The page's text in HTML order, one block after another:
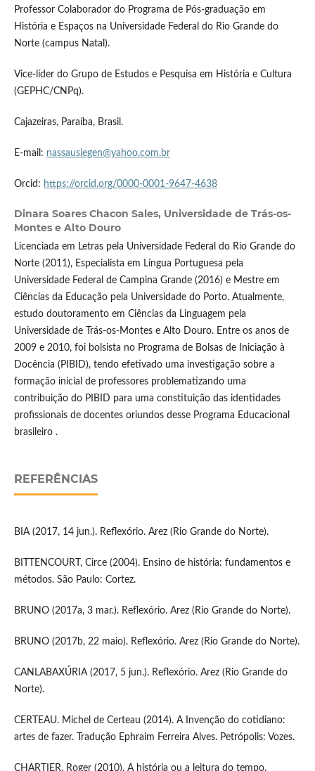
Professor Colaborador do Programa de Pós-graduação em
História e Espaços na Universidade Federal do Rio Grande do
Norte (campus Natal).
Vice-líder do Grupo de Estudos e Pesquisa em História e Cultura
(GEPHC/CNPq).
Cajazeiras, Paraíba, Brasil.
E-mail: nassausiegen@yahoo.com.br
Orcid: https://orcid.org/0000-0001-9647-4638
Dinara Soares Chacon Sales, Universidade de Trás-os-
Montes e Alto Douro
Licenciada em Letras pela Universidade Federal do Rio Grande do
Norte (2011), Especialista em Língua Portuguesa pela
Universidade Federal de Campina Grande (2016) e Mestre em
Ciências da Educação pela Universidade do Porto. Atualmente,
estudo doutoramento em Ciências da Linguagem pela
Universidade de Trás-os-Montes e Alto Douro. Entre os anos de
2009 e 2010, foi bolsista no Programa de Bolsas de Iniciação à
Docência (PIBID), tendo efetivado uma investigação sobre a
formação inicial de professores problematizando uma
contribuição do PIBID para uma constituição das identidades
profissionais de docentes oriundos desse Programa Educacional
brasileiro .
REFERÊNCIAS
BIA (2017, 14 jun.). Reflexório. Arez (Rio Grande do Norte).
BITTENCOURT, Circe (2004). Ensino de história: fundamentos e
métodos. São Paulo: Cortez.
BRUNO (2017a, 3 mar.). Reflexório. Arez (Rio Grande do Norte).
BRUNO (2017b, 22 maio). Reflexório. Arez (Rio Grande do Norte).
CANLABAXÚRIA (2017, 5 jun.). Reflexório. Arez (Rio Grande do
Norte).
CERTEAU. Michel de Certeau (2014). A Invenção do cotidiano:
artes de fazer. Tradução Ephraim Ferreira Alves. Petrópolis: Vozes.
CHARTIER, Roger (2010). A história ou a leitura do tempo.